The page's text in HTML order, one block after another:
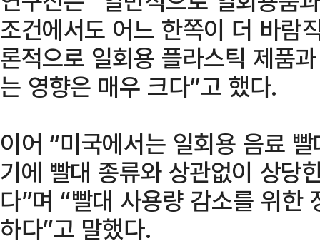
조건에서도 어느 한쪽이 더 바람
론적으로 일회용 플라스틱 제품
는 영향은 매우 크다”고 했다.
이어 “미국에서는 일회용 음료
기에 빨대 종류와 상관없이 상당
다”며 “빨대 사용량 감소를 위한
하다”고 말했다.